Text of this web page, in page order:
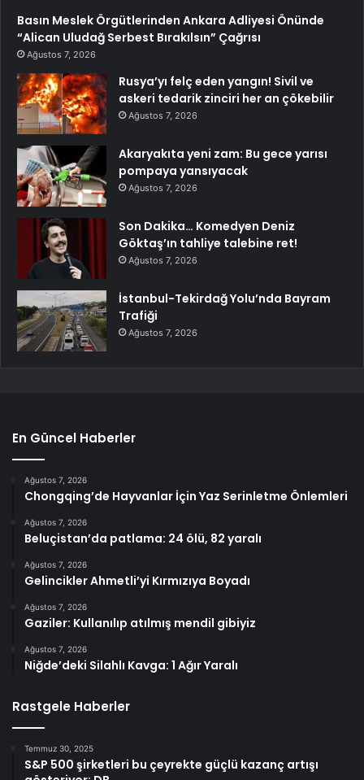
Basın Meslek Örgütlerinden Ankara Adliyesi Önünde
“Alican Uludağ Serbest Bırakılsın” Çağrısı
Ağustos 7, 2026
Rusya’yı felç eden yangın! Sivil ve
askeri tedarik zinciri her an çökebilir
Ağustos 7, 2026
Akaryakıta yeni zam: Bu gece yarısı
pompaya yansıyacak
Ağustos 7, 2026
Son Dakika… Komedyen Deniz
Göktaş’ın tahliye talebine ret!
Ağustos 7, 2026
İstanbul-Tekirdağ Yolu’nda Bayram
Trafiği
Ağustos 7, 2026
En Güncel Haberler
Ağustos 7, 2026
Chongqing’de Hayvanlar İçin Yaz Serinletme Önlemleri
Ağustos 7, 2026
Beluçistan’da patlama: 24 ölü, 82 yaralı
Ağustos 7, 2026
Gelincikler Ahmetli’yi Kırmızıya Boyadı
Ağustos 7, 2026
Gaziler: Kullanılıp atılmış mendil gibiyiz
Ağustos 7, 2026
Niğde’deki Silahlı Kavga: 1 Ağır Yaralı
Rastgele Haberler
Temmuz 30, 2025
S&P 500 şirketleri bu çeyrekte güçlü kazanç artışı